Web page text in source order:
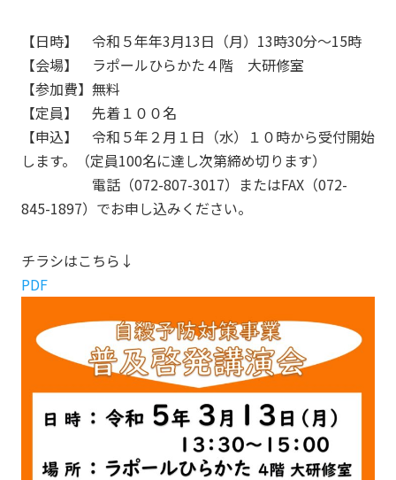
【日時】 令和５年年3月13日（月）13時30分～15時
【会場】 ラポールひらかた４階 大研修室
【参加費】無料
【定員】 先着１００名
【申込】 令和５年２月１日（水）１０時から受付開始
します。（定員100名に達し次第締め切ります）
電話（072-807-3017）またはFAX（072-
845-1897）でお申し込みください。
チラシはこちら↓
PDF